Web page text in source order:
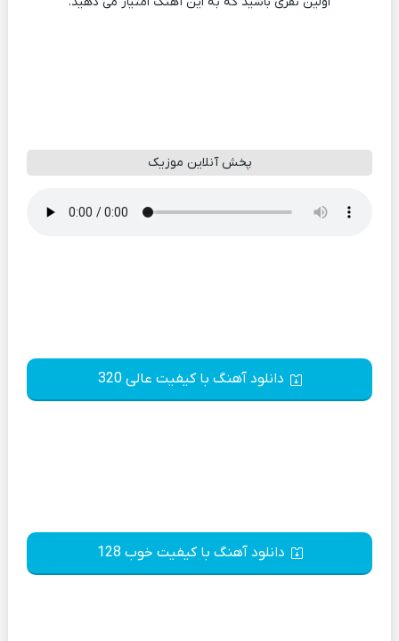
پخش آنلاین موزیک
دانلود آهنگ با کیفیت عالی 320
دانلود آهنگ با کیفیت خوب 128